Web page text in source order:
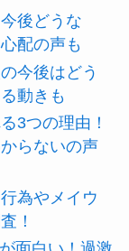
後どうな
配の声も
今後はどう
動きも
3つの理由！
らないの声
為やメイウ
！